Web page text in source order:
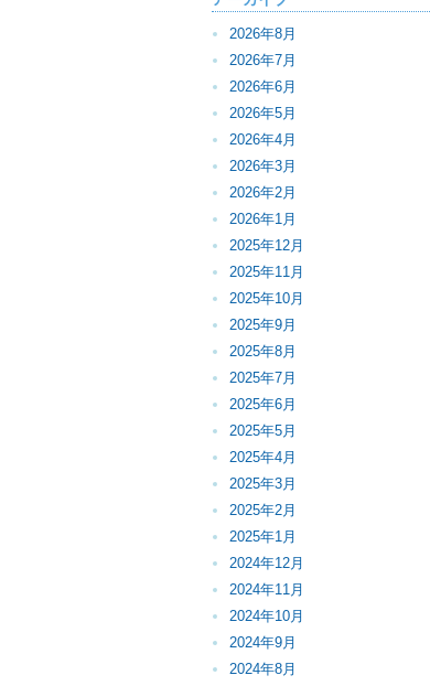
2026年8月
2026年7月
2026年6月
2026年5月
2026年4月
2026年3月
2026年2月
2026年1月
2025年12月
2025年11月
2025年10月
2025年9月
2025年8月
2025年7月
2025年6月
2025年5月
2025年4月
2025年3月
2025年2月
2025年1月
2024年12月
2024年11月
2024年10月
2024年9月
2024年8月